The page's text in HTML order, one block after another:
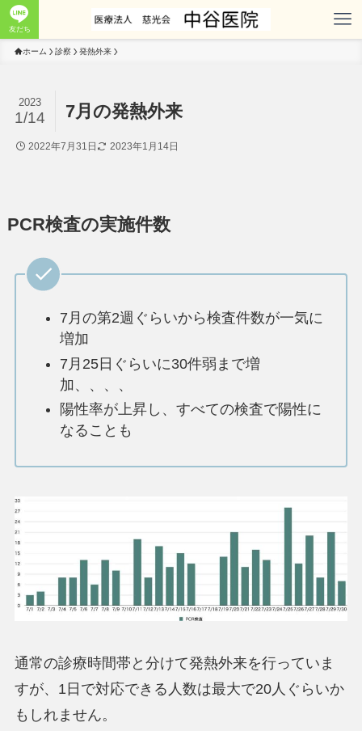
友だち
ホーム 診察 発熱外来
7月の発熱外来
2023
1/14
2022年7月31日 2023年1月14日
PCR検査の実施件数
7月の第2週ぐらいから検査件数が一気に
増加
7月25日ぐらいに30件弱まで増
加、、、、
陽性率が上昇し、すべての検査で陽性に
なることも
通常の診療時間帯と分けて発熱外来を行っていま
すが、1日で対応できる人数は最大で20人ぐらいか
もしれません。